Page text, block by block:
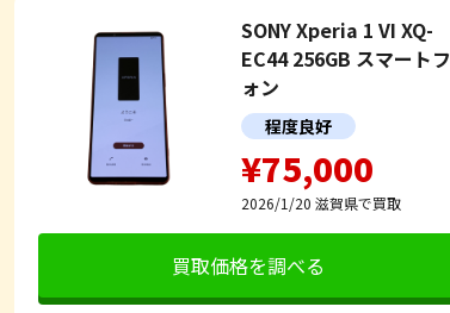
SONY Xperia 1 VI XQ-
EC44 256GB スマートフ
ォン
程度良好
¥75,000
2026/1/20 滋賀県で買取
買取価格を調べる